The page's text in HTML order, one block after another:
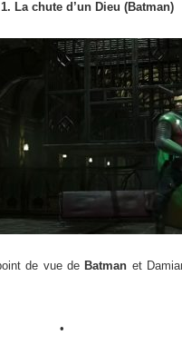
La chute d’un Dieu (Batman)
de vue deBatman et
•